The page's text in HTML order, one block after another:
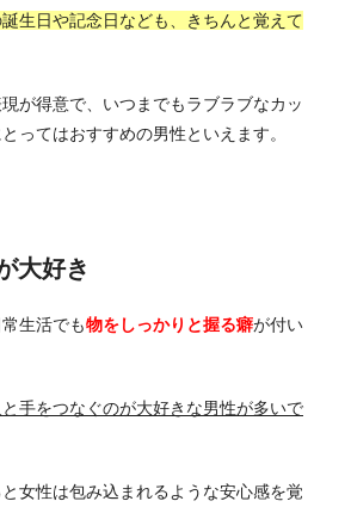
生日や記念日なども、きちんと覚えて
が得意で、いつまでもラブラブなカッ
ってはおすすめの男性といえます。
大好き
生活でも物をしっかりと握る癖が付い
手をつなぐのが大好きな男性が多いで
女性は包み込まれるような安心感を覚